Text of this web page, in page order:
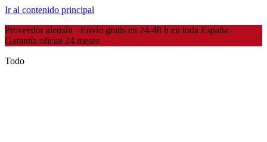
Ir al contenido principal
Proveedor alemán · Envío gratis en 24-48 h en toda España ·
Garantía oficial 24 meses
Todo